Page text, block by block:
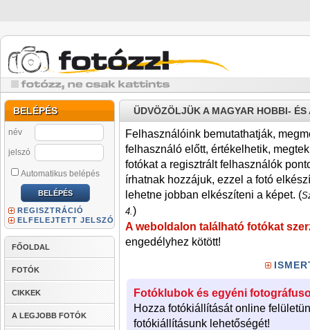
BELÉPÉS
név
jelszó
Automatikus belépés
REGISZTRÁCIÓ
ELFELEJTETT JELSZÓ
FŐOLDAL
FOTÓK
CIKKEK
A LEGJOBB FOTÓK
ÜDVÖZÖLJÜK A MAGYAR HOBBI-
Felhasználóink bemutathatják,
felhasználó előtt, értékelhetik,
fotókat a regisztrált felhasználók
írhatnak hozzájuk, ezzel a fotó
lehetne jobban elkészíteni a képet. (
4.)
A weboldalon található fotókat
engedélyhez kötött!
Fotóklubok és egyéni
Hozza fotókiállítását online
fotókiállításunk lehetőségét!